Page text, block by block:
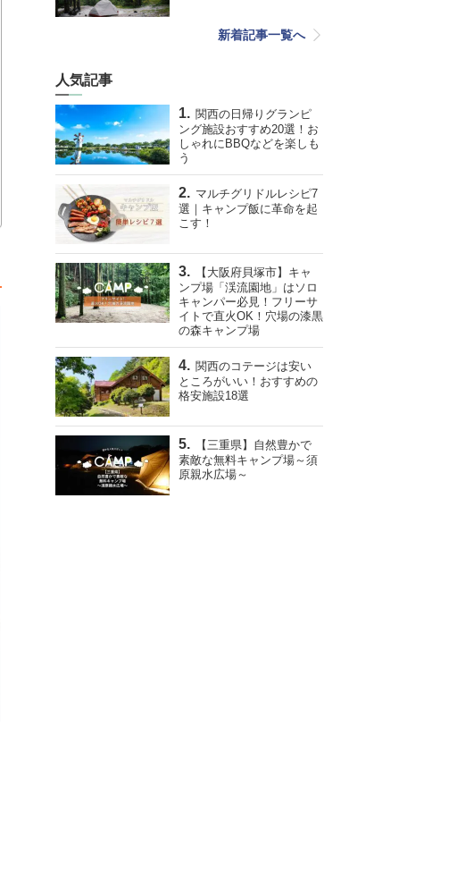
新着記事一覧へ
人気記事
関西の日帰りグランピ
ング施設おすすめ20選！お
しゃれにBBQなどを楽しも
う
マルチグリドルレシピ7
選｜キャンプ飯に革命を起
こす！
【大阪府貝塚市】キャ
ンプ場「渓流園地」はソロ
キャンパー必見！フリーサ
イトで直火OK！穴場の漆黒
の森キャンプ場
関西のコテージは安い
ところがいい！おすすめの
格安施設18選
【三重県】自然豊かで
素敵な無料キャンプ場～須
原親水広場～